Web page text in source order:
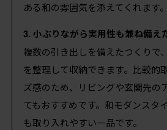
ある和の雰囲気を添えてくれます。
3. 小ぶりながら実用性も兼ね備え
複数の引き出しを備えたつくりで
を整理して収納できます。比較的
ズ感のため、リビングや玄関先の
てもおすすめです。和モダンスタ
も取り入れやすい一品です。